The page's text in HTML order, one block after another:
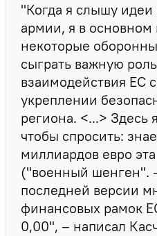
"Когда я слышу идеи
армии, я в
некоторые
сыграть важную
взаимодействия ЕС
укреплении
региона. <...> Здесь
чтобы спросить:
миллиардов евро
("военный шенген".
последней версии
финансовых рамок
0,00", – написал